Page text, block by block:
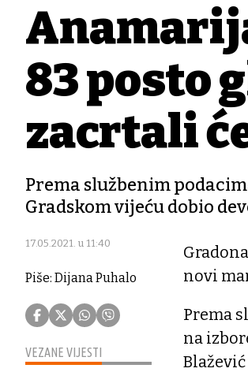
83 posto
zacrtali
Prema službenim
Gradskom vijeću dobio
17.05.2021. u 11:40
Piše: Dijana Puhalo
VEZANE VIJESTI
novi
Prema
na